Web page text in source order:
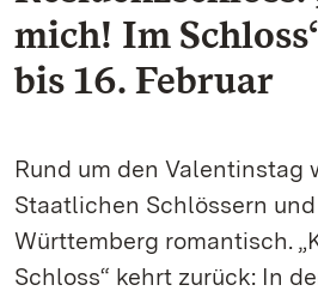
mich! Im
bis 16. Februar
Rund um den Valentinstag
Staatlichen Schlössern
Württemberg romantisch.
Schloss“ kehrt zurück: In